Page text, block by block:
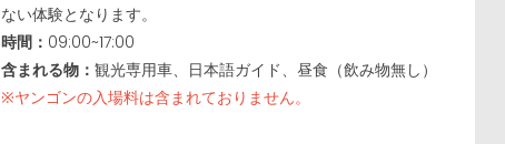
ない体験となります。
時間： 09:00~17:00
含まれる物： 観光専用車、日本語ガイド、昼食（飲み物無し）
※ヤンゴンの入場料は含まれておりません。